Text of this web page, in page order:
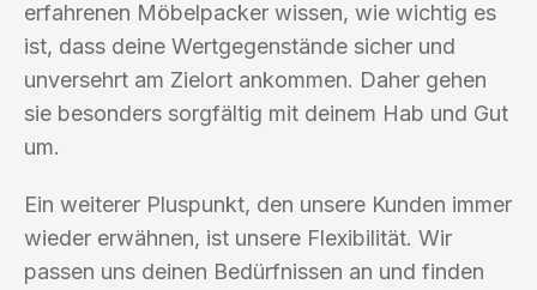
erfahrenen Möbelpacker wissen, wie wichtig es
ist, dass deine Wertgegenstände sicher und
unversehrt am Zielort ankommen. Daher gehen
sie besonders sorgfältig mit deinem Hab und Gut
um.
Ein weiterer Pluspunkt, den unsere Kunden immer
wieder erwähnen, ist unsere Flexibilität. Wir
passen uns deinen Bedürfnissen an und finden